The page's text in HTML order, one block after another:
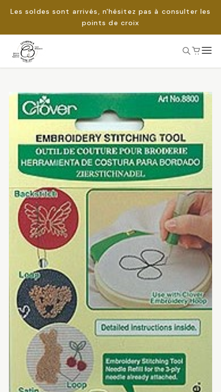
Les soldes sont arrivés, n'hésitez pas à consulter les
points de croix
Passer